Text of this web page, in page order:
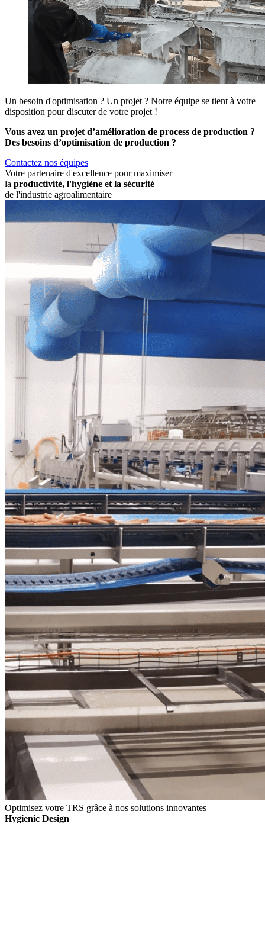
Un besoin d'optimisation ? Un projet ? Notre équipe se tient à votre
disposition pour discuter de votre projet !
Vous avez un projet d’amélioration de process de production ?
Des besoins d’optimisation de production ?
Contactez nos équipes
Votre partenaire d'excellence pour maximiser
la productivité, l'hygiène et la sécurité
de l'industrie agroalimentaire
Optimisez votre TRS grâce à nos solutions innovantes
Hygienic Design